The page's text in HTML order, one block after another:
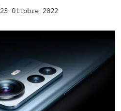
23 Ottobre 2022